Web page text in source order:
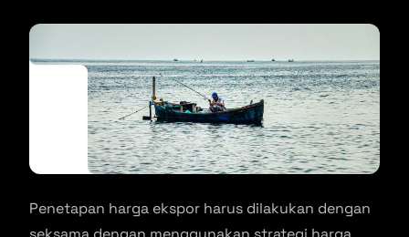
Penetapan harga ekspor harus dilakukan dengan